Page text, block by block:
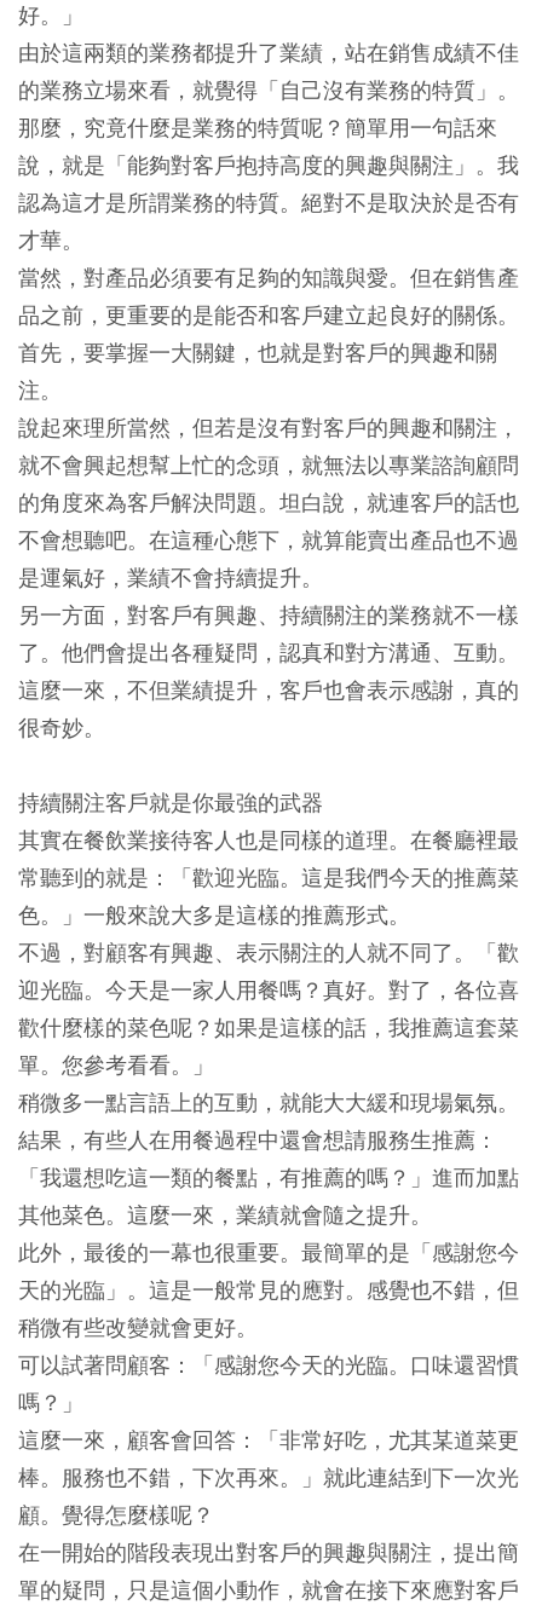
好。」
由於這兩類的業務都提升了業績，站在銷售成績不佳
的業務立場來看，就覺得「自己沒有業務的特質」。
那麼，究竟什麼是業務的特質呢？簡單用一句話來
說，就是「能夠對客戶抱持高度的興趣與關注」。我
認為這才是所謂業務的特質。絕對不是取決於是否有
才華。
當然，對產品必須要有足夠的知識與愛。但在銷售產
品之前，更重要的是能否和客戶建立起良好的關係。
首先，要掌握一大關鍵，也就是對客戶的興趣和關
注。
說起來理所當然，但若是沒有對客戶的興趣和關注，
就不會興起想幫上忙的念頭，就無法以專業諮詢顧問
的角度來為客戶解決問題。坦白說，就連客戶的話也
不會想聽吧。在這種心態下，就算能賣出產品也不過
是運氣好，業績不會持續提升。
另一方面，對客戶有興趣、持續關注的業務就不一樣
了。他們會提出各種疑問，認真和對方溝通、互動。
這麼一來，不但業績提升，客戶也會表示感謝，真的
很奇妙。
持續關注客戶就是你最強的武器
其實在餐飲業接待客人也是同樣的道理。在餐廳裡最
常聽到的就是：「歡迎光臨。這是我們今天的推薦菜
色。」一般來說大多是這樣的推薦形式。
不過，對顧客有興趣、表示關注的人就不同了。「歡
迎光臨。今天是一家人用餐嗎？真好。對了，各位喜
歡什麼樣的菜色呢？如果是這樣的話，我推薦這套菜
單。您參考看看。」
稍微多一點言語上的互動，就能大大緩和現場氣氛。
結果，有些人在用餐過程中還會想請服務生推薦：
「我還想吃這一類的餐點，有推薦的嗎？」進而加點
其他菜色。這麼一來，業績就會隨之提升。
此外，最後的一幕也很重要。最簡單的是「感謝您今
天的光臨」。這是一般常見的應對。感覺也不錯，但
稍微有些改變就會更好。
可以試著問顧客：「感謝您今天的光臨。口味還習慣
嗎？」
這麼一來，顧客會回答：「非常好吃，尤其某道菜更
棒。服務也不錯，下次再來。」就此連結到下一次光
顧。覺得怎麼樣呢？
在一開始的階段表現出對客戶的興趣與關注，提出簡
單的疑問，只是這個小動作，就會在接下來應對客戶